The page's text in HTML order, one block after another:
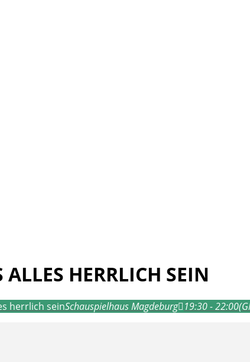
HERRLICH SEIN
herrlich seinSchauspielhaus Magdeburg 19:30 - 22:00